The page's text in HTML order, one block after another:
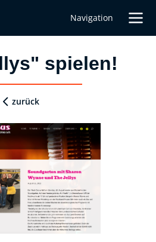
Navigation
spielen!
zurück